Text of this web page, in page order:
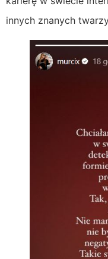
innych znanych